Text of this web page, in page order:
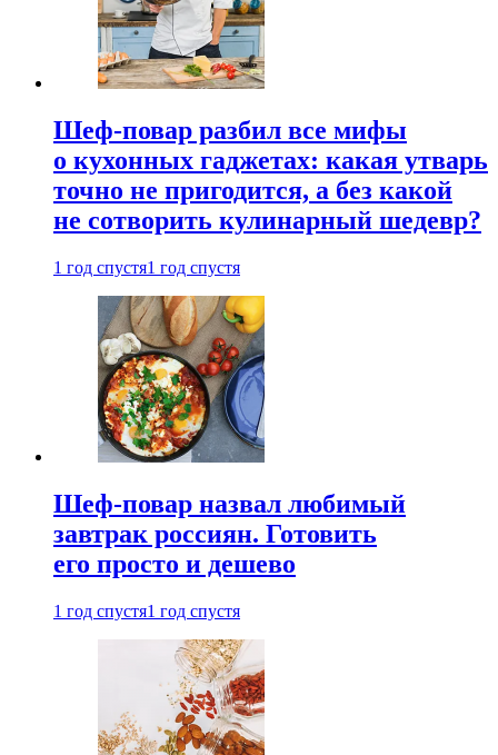
Шеф-повар разбил все мифы
о кухонных гаджетах: какая утварь
точно не пригодится, а без какой
не сотворить кулинарный шедевр?
1 год спустя1 год спустя
Шеф-повар назвал любимый
завтрак россиян. Готовить
его просто и дешево
1 год спустя1 год спустя